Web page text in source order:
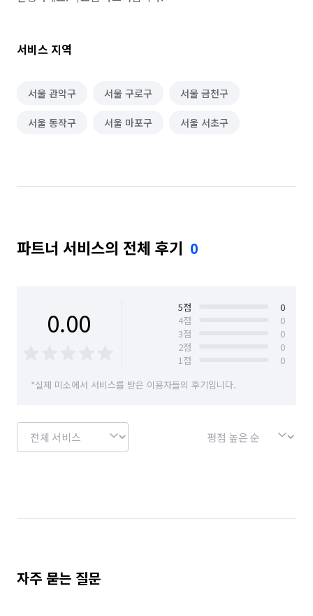
서비스 지역
서울 관악구 서울 구로구 서울 금천구
서울 동작구 서울 마포구 서울 서초구
파트너 서비스의 전체 후기 0
0.00 5점
0
4점
0
3점
0
2점
0
1점
0
*실제 미소에서 서비스를 받은 이용자들의 후기입니다.
자주 묻는 질문